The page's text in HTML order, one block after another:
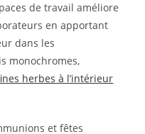
de travail améliore
en apportant
dans les
monochromes,
herbes à l’intérieur
et fêtes